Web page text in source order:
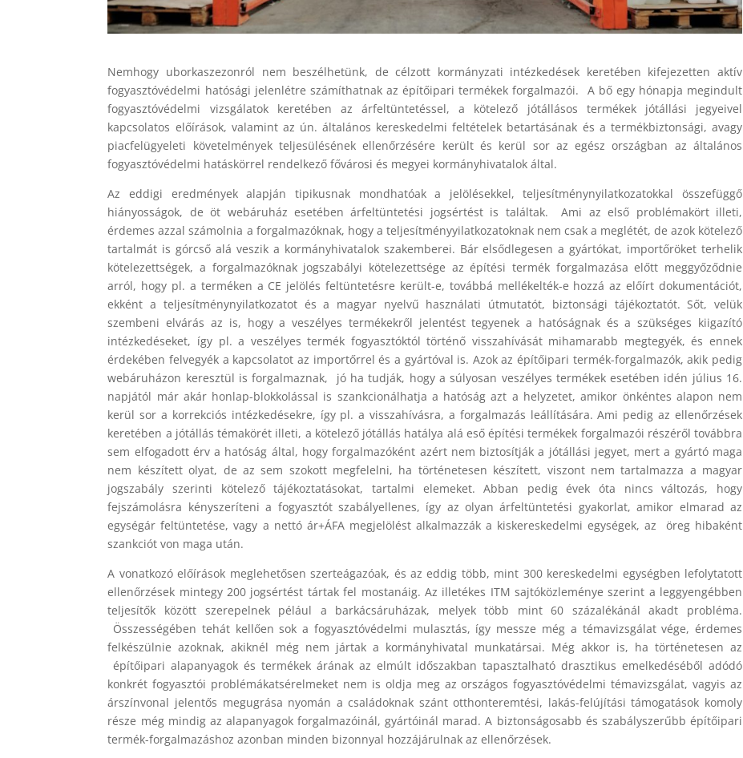
Nemhogy uborkaszezonról nem beszélhetünk, de célzott kormányzati intézkedések keretében kifejezetten aktív
fogyasztóvédelmi hatósági jelenlétre számíthatnak az építőipari termékek forgalmazói. A bő egy hónapja megindult
fogyasztóvédelmi vizsgálatok keretében az árfeltüntetéssel, a kötelező jótállásos termékek jótállási jegyeivel
kapcsolatos előírások, valamint az ún. általános kereskedelmi feltételek betartásának és a termékbiztonsági, avagy
piacfelügyeleti követelmények teljesülésének ellenőrzésére került és kerül sor az egész országban az általános
fogyasztóvédelmi hatáskörrel rendelkező fővárosi és megyei kormányhivatalok által.
Az eddigi eredmények alapján tipikusnak mondhatóak a jelölésekkel, teljesítménynyilatkozatokkal összefüggő
hiányosságok, de öt webáruház esetében árfeltüntetési jogsértést is találtak. Ami az első problémakört illeti,
érdemes azzal számolnia a forgalmazóknak, hogy a teljesítményyilatkozatoknak nem csak a meglétét, de azok kötelező
tartalmát is górcső alá veszik a kormányhivatalok szakemberei. Bár elsődlegesen a gyártókat, importőröket terhelik
kötelezettségek, a forgalmazóknak jogszabályi kötelezettsége az építési termék forgalmazása előtt meggyőződnie
arról, hogy pl. a terméken a CE jelölés feltüntetésre került-e, továbbá mellékelték-e hozzá az előírt dokumentációt,
ekként a teljesítménynyilatkozatot és a magyar nyelvű használati útmutatót, biztonsági tájékoztatót. Sőt, velük
szembeni elvárás az is, hogy a veszélyes termékekről jelentést tegyenek a hatóságnak és a szükséges kiigazító
intézkedéseket, így pl. a veszélyes termék fogyasztóktól történő visszahívását mihamarabb megtegyék, és ennek
érdekében felvegyék a kapcsolatot az importőrrel és a gyártóval is. Azok az építőipari termék-forgalmazók, akik pedig
webáruházon keresztül is forgalmaznak, jó ha tudják, hogy a súlyosan veszélyes termékek esetében idén július 16.
napjától már akár honlap-blokkolással is szankcionálhatja a hatóság azt a helyzetet, amikor önkéntes alapon nem
kerül sor a korrekciós intézkedésekre, így pl. a visszahívásra, a forgalmazás leállítására. Ami pedig az ellenőrzések
keretében a jótállás témakörét illeti, a kötelező jótállás hatálya alá eső építési termékek forgalmazói részéről továbbra
sem elfogadott érv a hatóság által, hogy forgalmazóként azért nem biztosítják a jótállási jegyet, mert a gyártó maga
nem készített olyat, de az sem szokott megfelelni, ha történetesen készített, viszont nem tartalmazza a magyar
jogszabály szerinti kötelező tájékoztatásokat, tartalmi elemeket. Abban pedig évek óta nincs változás, hogy
fejszámolásra kényszeríteni a fogyasztót szabályellenes, így az olyan árfeltüntetési gyakorlat, amikor elmarad az
egységár feltüntetése, vagy a nettó ár+ÁFA megjelölést alkalmazzák a kiskereskedelmi egységek, az öreg hibaként
szankciót von maga után.
A vonatkozó előírások meglehetősen szerteágazóak, és az eddig több, mint 300 kereskedelmi egységben lefolytatott
ellenőrzések mintegy 200 jogsértést tártak fel mostanáig. Az illetékes ITM sajtóközleménye szerint a leggyengébben
teljesítők között szerepelnek pélául a barkácsáruházak, melyek több mint 60 százalékánál akadt probléma.
Összességében tehát kellően sok a fogyasztóvédelmi mulasztás, így messze még a témavizsgálat vége, érdemes
felkészülnie azoknak, akiknél még nem jártak a kormányhivatal munkatársai. Még akkor is, ha történetesen az
építőipari alapanyagok és termékek árának az elmúlt időszakban tapasztalható drasztikus emelkedéséből adódó
konkrét fogyasztói problémákatsérelmeket nem is oldja meg az országos fogyasztóvédelmi témavizsgálat, vagyis az
árszínvonal jelentős megugrása nyomán a családoknak szánt otthonteremtési, lakás-felújítási támogatások komoly
része még mindig az alapanyagok forgalmazóinál, gyártóinál marad. A biztonságosabb és szabályszerűbb építőipari
termék-forgalmazáshoz azonban minden bizonnyal hozzájárulnak az ellenőrzések.